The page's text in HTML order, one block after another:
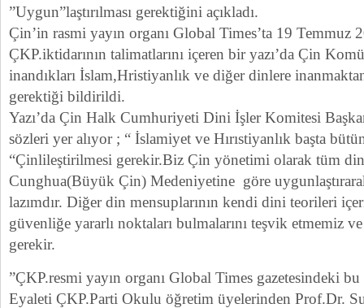
”Uygun”laştırılması gerektiğini açıkladı.
Çin’in rasmi yayın organı Global Times’ta 19 Temmuz
ÇKP.iktidarının talimatlarını içeren bir yazı’da Çin
inandıkları İslam,Hristiyanlık ve diğer dinlere
gerektiği bildirildi.
Yazı’da Çin Halk Cumhuriyeti Dini İşler Komitesi
sözleri yer alıyor ; “ İslamiyet ve Hırıstiyanlık başta
“Çinlileştirilmesi gerekir.Biz Çin yönetimi olarak tüm
Cunghua(Büyük Çin) Medeniyetine göre
lazımdır. Diğer din mensuplarının kendi dini teorileri
güvenliğe yararlı noktaları bulmalarını teşvik etmemiz
gerekir.
”ÇKP.resmi yayın organı Global Times gazetesindeki
Eyaleti ÇKP.Parti Okulu öğretim üyelerinden Prof.Dr.